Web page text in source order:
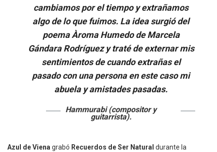
cambiamos por el tiempo y extrañamos
algo de lo que fuimos. La idea surgió del
poema Àroma Humedo de Marcela
Gándara Rodríguez y traté de externar mis
sentimientos de cuando extrañas el
pasado con una persona en este caso mi
abuela y amistades pasadas.
Hammurabi (compositor y
guitarrista).
Azul de Vienagrabó Recuerdos de Ser Natural durante la